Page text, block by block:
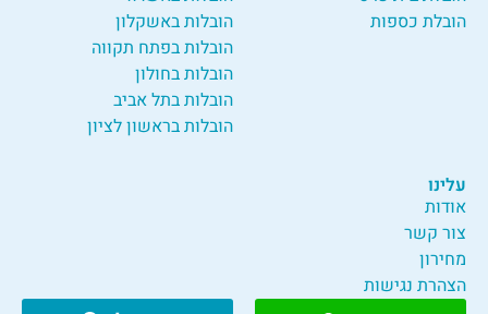
הובלת כספות
הובלות באשקלון
הובלות בפתח תקווה
הובלות בחולון
הובלות בתל אביב
הובלות בראשון לציון
עלינו
אודות
צור קשר
מחירון
הצהרת נגישות